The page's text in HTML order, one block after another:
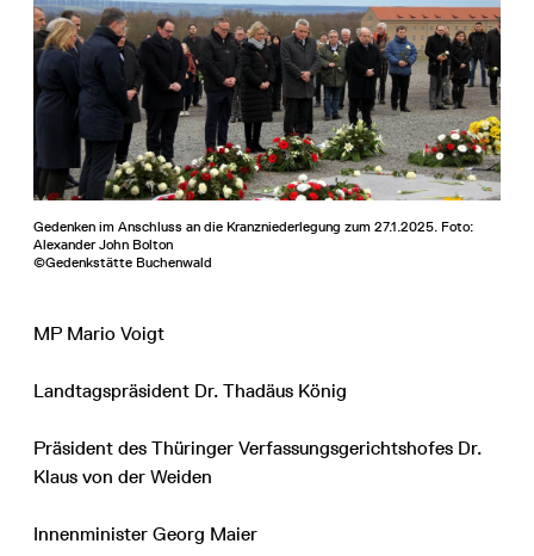
Gedenken im Anschluss an die Kranzniederlegung zum 27.1.2025. Foto:
Alexander John Bolton
©Gedenkstätte Buchenwald
MP Mario Voigt
Landtagspräsident Dr. Thadäus König
Präsident des Thüringer Verfassungsgerichtshofes Dr.
Klaus von der Weiden
Innenminister Georg Maier